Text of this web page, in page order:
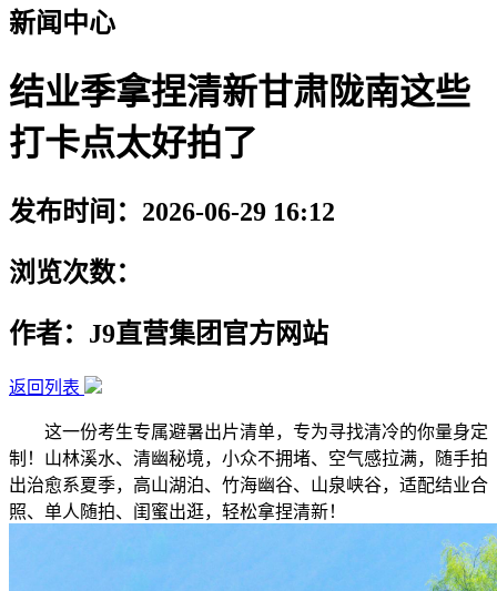
新闻中心
结业季拿捏清新甘肃陇南这些
打卡点太好拍了
发布时间：2026-06-29 16:12
浏览次数：
作者：J9直营集团官方网站
返回列表
这一份考生专属避暑出片清单，专为寻找清冷的你量身定
制！山林溪水、清幽秘境，小众不拥堵、空气感拉满，随手拍
出治愈系夏季，高山湖泊、竹海幽谷、山泉峡谷，适配结业合
照、单人随拍、闺蜜出逛，轻松拿捏清新！